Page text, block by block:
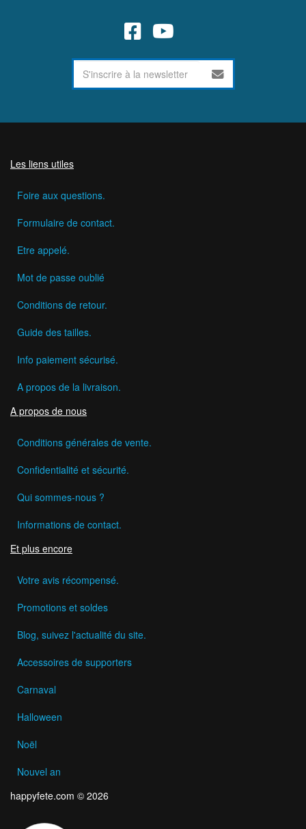
Les liens utiles
Foire aux questions.
Formulaire de contact.
Etre appelé.
Mot de passe oublié
Conditions de retour.
Guide des tailles.
Info paiement sécurisé.
A propos de la livraison.
A propos de nous
Conditions générales de vente.
Confidentialité et sécurité.
Qui sommes-nous ?
Informations de contact.
Et plus encore
Votre avis récompensé.
Promotions et soldes
Blog, suivez l'actualité du site.
Accessoires de supporters
Carnaval
Halloween
Noël
Nouvel an
happyfete.com © 2026